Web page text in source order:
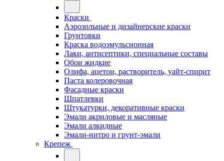
Краски
Аэрозольные и дизайнерские краски
Грунтовки
Краска водоэмульсионная
Лаки, антисептики, специальные составы
Обои жидкие
Олифа, ацетон, растворитель, уайт-спирит
Паста колеровочная
Фасадные краски
Шпатлевки
Штукатурки, декоративные краски
Эмали акриловые и масляные
Эмали алкидные
Эмали-нитро и грунт-эмали
Крепеж